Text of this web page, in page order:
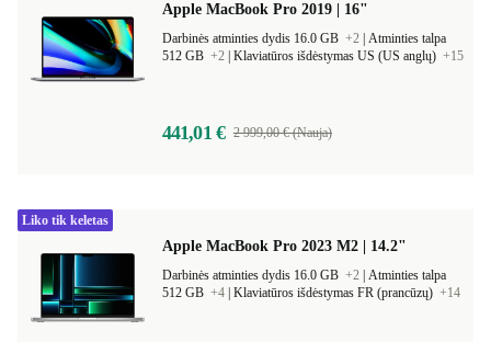
Apple MacBook Pro 2019 | 16"
Darbinės atminties dydis 16.0 GB +2 Atminties talpa
512 GB +2 Klaviatūros išdėstymas US (US anglų) +15
441,01 € 2 999,00 € (Nauja)
Apple MacBook Pro 2023 M2 | 14.2"
Darbinės atminties dydis 16.0 GB +2 Atminties talpa
512 GB +4 Klaviatūros išdėstymas FR (prancūzų) +14
Liko tik keletas